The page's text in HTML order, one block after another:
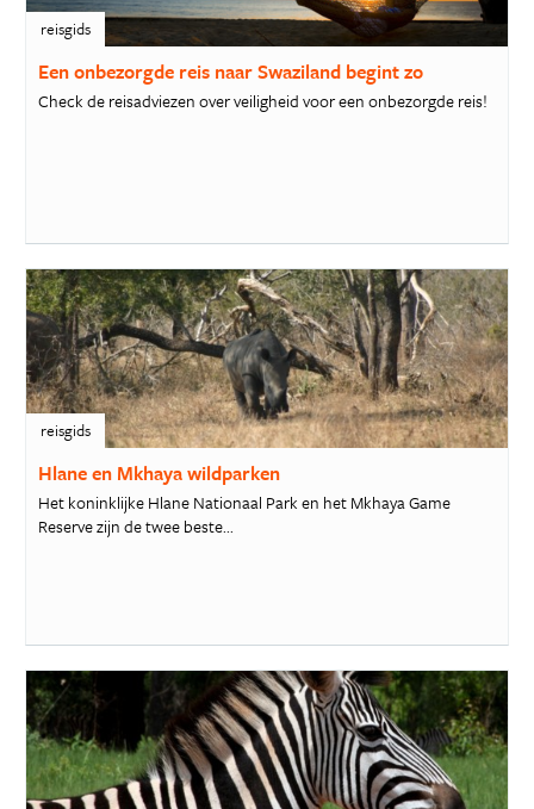
reisgids
Een onbezorgde reis naar Swaziland begint zo
Check de reisadviezen over veiligheid voor een onbezorgde reis!
reisgids
Hlane en Mkhaya wildparken
Het koninklijke Hlane Nationaal Park en het Mkhaya Game
Reserve zijn de twee beste...